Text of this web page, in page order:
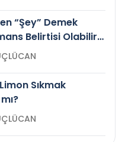
“Şey” Demek
Belirtisi Olabilir
GÜÇLÜCAN
Sıkmak
GÜÇLÜCAN